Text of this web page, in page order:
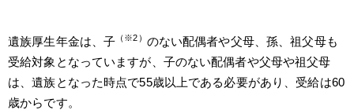
遺族厚生年金は、子 （※2） のない配偶者や父母、孫、祖父母も
受給対象となっていますが、子のない配偶者や父母や祖父母
は、遺族となった時点で55歳以上である必要があり、受給は60
歳からです。